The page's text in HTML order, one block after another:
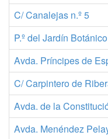
C/ Canalejas n.º 5
P.º del Jardín
Avda. Príncipes de
C/ Carpintero de
Avda. de la
Avda. Menéndez